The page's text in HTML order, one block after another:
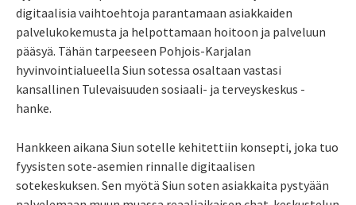
digitaalisia vaihtoehtoja parantamaan asiakkaiden
palvelukokemusta ja helpottamaan hoitoon ja palveluun
pääsyä. Tähän tarpeeseen Pohjois-Karjalan
hyvinvointialueella Siun sotessa osaltaan vastasi
kansallinen Tulevaisuuden sosiaali- ja terveyskeskus -
hanke.
Hankkeen aikana Siun sotelle kehitettiin konsepti, joka tuo
fyysisten sote-asemien rinnalle digitaalisen
sotekeskuksen. Sen myötä Siun soten asiakkaita pystyään